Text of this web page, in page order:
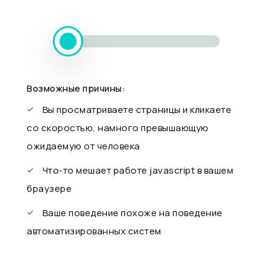
Возможные причины:
Вы просматриваете страницы и кликаете
со скоростью, намного превышающую
ожидаемую от человека
Что-то мешает работе javascript в вашем
браузере
Ваше поведение похоже на поведение
автоматизированных систем